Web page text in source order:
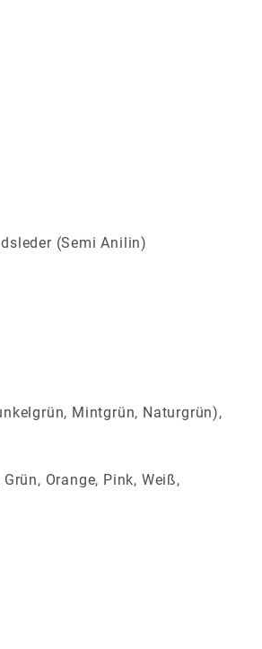
(Semi Anilin)
Mintgrün, Naturgrün),
Orange, Pink, Weiß,